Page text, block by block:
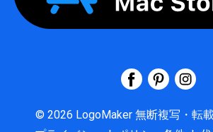
© 2026 LogoMaker 無断複写・転